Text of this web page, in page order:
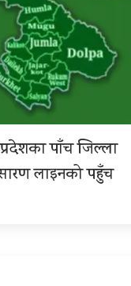
पाँच जिल्ला
लाइनको पहुँच